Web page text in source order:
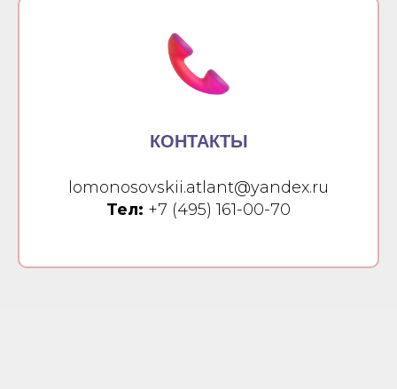
КОНТАКТЫ
lomonosovskii.atlant@yandex.ru
Тел: +7 (495) 161-00-70